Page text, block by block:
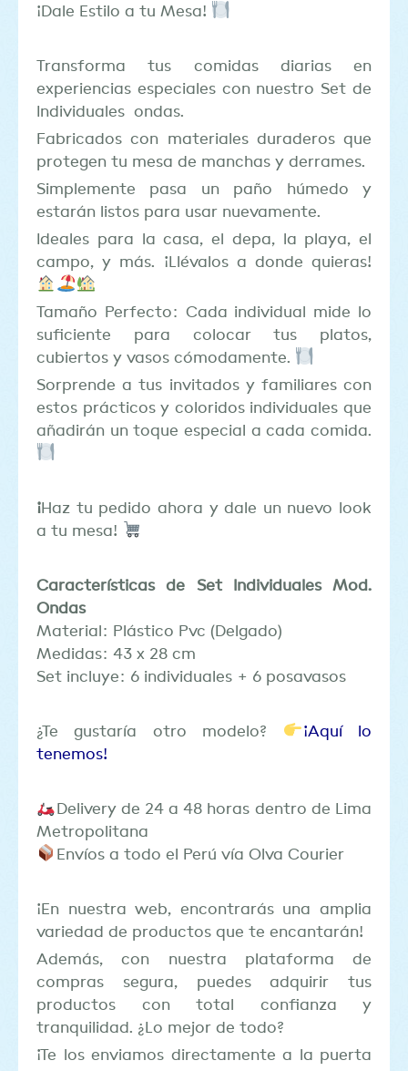
¡Dale Estilo a tu Mesa!
Transforma tus comidas diarias en
experiencias especiales con nuestro Set de
Individuales ondas.
Fabricados con materiales duraderos que
protegen tu mesa de manchas y derrames.
Simplemente pasa un paño húmedo y
estarán listos para usar nuevamente.
Ideales para la casa, el depa, la playa, el
campo, y más. ¡Llévalos a donde quieras!
Tamaño Perfecto: Cada individual mide lo
suficiente para colocar tus platos,
cubiertos y vasos cómodamente.
Sorprende a tus invitados y familiares con
estos prácticos y coloridos individuales que
añadirán un toque especial a cada comida.
¡Haz tu pedido ahora y dale un nuevo look
a tu mesa!
Características de Set Individuales Mod.
Ondas
Material: Plástico Pvc (Delgado)
Medidas: 43 x 28 cm
Set incluye: 6 individuales + 6 posavasos
¿Te gustaría otro modelo?
¡Aquí lo
tenemos!
Delivery de 24 a 48 horas dentro de Lima
Metropolitana
Envíos a todo el Perú vía Olva Courier
¡En nuestra web, encontrarás una amplia
variedad de productos que te encantarán!
Además, con nuestra plataforma de
compras segura, puedes adquirir tus
productos con total confianza y
tranquilidad. ¿Lo mejor de todo?
¡Te los enviamos directamente a la puerta